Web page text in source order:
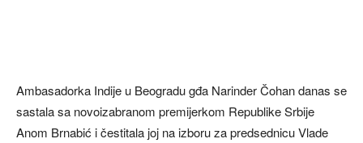
Ambasadorka Indije u Beogradu gđa Narinder Čohan danas se
sastala sa novoizabranom premijerkom Republike Srbije
Anom Brnabić i čestitala joj na izboru za predsednicu Vlade